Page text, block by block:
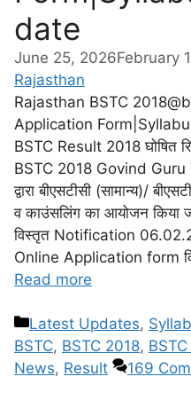
date
June 25, 2026February
Rajasthan
Rajasthan BSTC
Application
BSTC Result 2018 घोषित
BSTC 2018 Govind
द्वारा बीएसटीसी (सामान्य)/
व काउंसलिंग का आयोजन किया
विस्तृत Notification
Online Application form
Read more
Latest Updates,
BSTC, BSTC 2018,
News, Result 169